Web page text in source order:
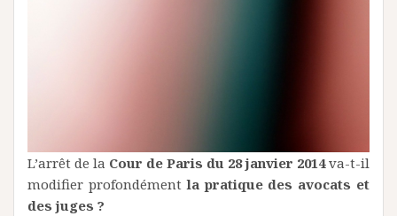
L’arrêt de la Cour de Paris du 28 janvier 2014va-t-il
modifier profondémentla pratique des avocats et
des juges ?